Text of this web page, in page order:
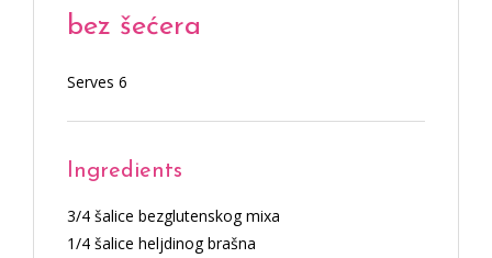
bez šećera
Serves 6
Ingredients
3/4 šalice bezglutenskog mixa
1/4 šalice heljdinog brašna